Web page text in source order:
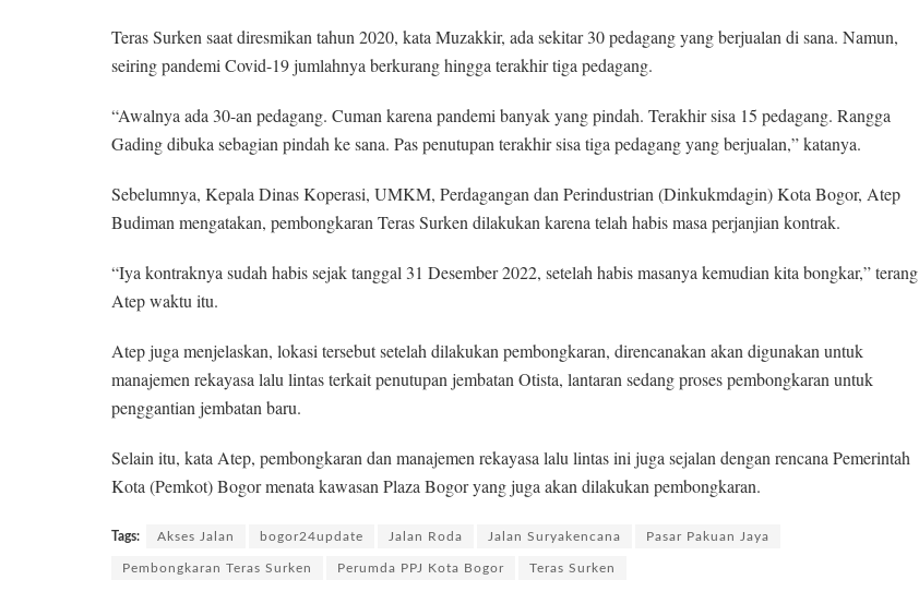
Teras Surken saat diresmikan tahun 2020, kata Muzakkir, ada sekitar 30 pedagang yang berjualan di sana. Namun,
seiring pandemi Covid-19 jumlahnya berkurang hingga terakhir tiga pedagang.
“Awalnya ada 30-an pedagang. Cuman karena pandemi banyak yang pindah. Terakhir sisa 15 pedagang. Rangga
Gading dibuka sebagian pindah ke sana. Pas penutupan terakhir sisa tiga pedagang yang berjualan,” katanya.
Sebelumnya, Kepala Dinas Koperasi, UMKM, Perdagangan dan Perindustrian (Dinkukmdagin) Kota Bogor, Atep
Budiman mengatakan, pembongkaran Teras Surken dilakukan karena telah habis masa perjanjian kontrak.
“Iya kontraknya sudah habis sejak tanggal 31 Desember 2022, setelah habis masanya kemudian kita bongkar,” terang
Atep waktu itu.
Atep juga menjelaskan, lokasi tersebut setelah dilakukan pembongkaran, direncanakan akan digunakan untuk
manajemen rekayasa lalu lintas terkait penutupan jembatan Otista, lantaran sedang proses pembongkaran untuk
penggantian jembatan baru.
Selain itu, kata Atep, pembongkaran dan manajemen rekayasa lalu lintas ini juga sejalan dengan rencana Pemerintah
Kota (Pemkot) Bogor menata kawasan Plaza Bogor yang juga akan dilakukan pembongkaran.
Tags: Akses Jalan bogor24update Jalan Roda Jalan Suryakencana Pasar Pakuan Jaya
Pembongkaran Teras Surken Perumda PPJ Kota Bogor Teras Surken